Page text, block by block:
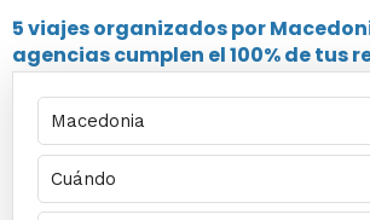
5 viajesorganizados por
agenciascumplen el 100% de tus